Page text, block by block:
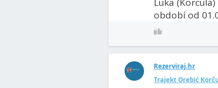
období od
Rezerviraj.hr
Trajekt Orebić